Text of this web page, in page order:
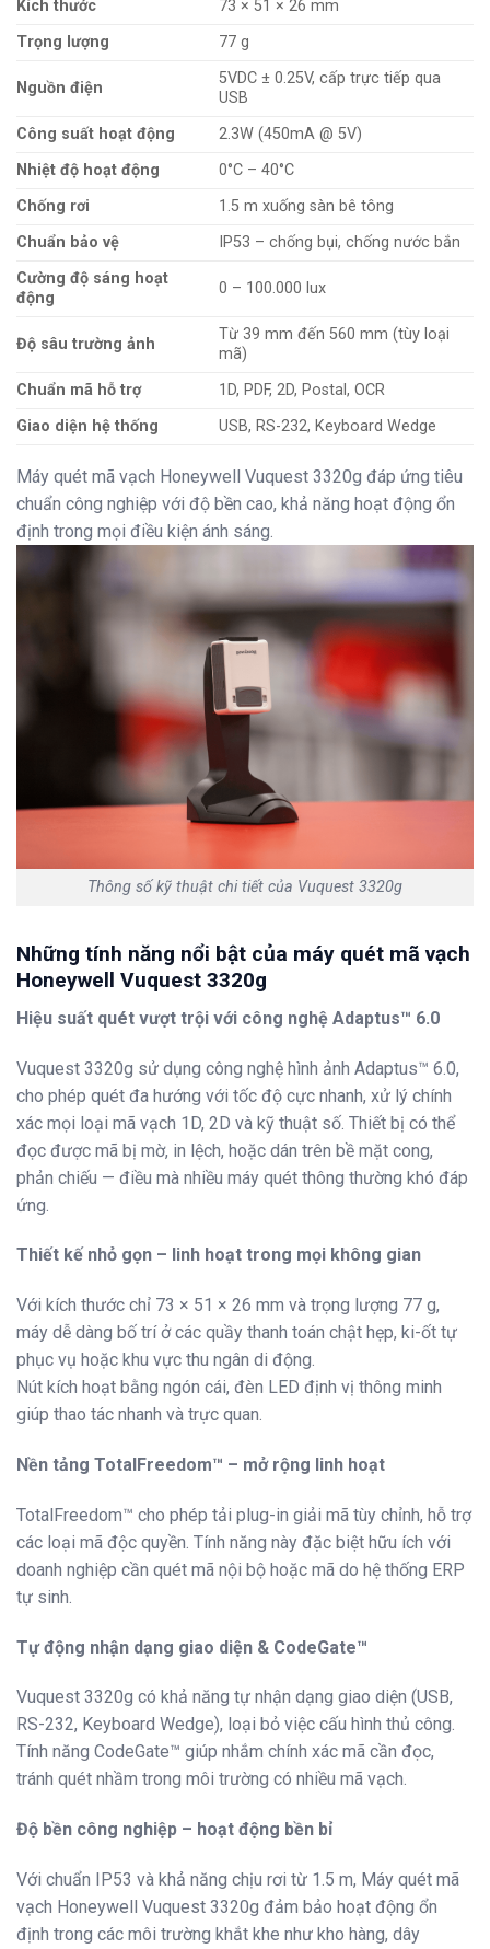
Kích thước
73 × 51 × 26 mm
Trọng lượng
77 g
Nguồn điện
5VDC ± 0.25V, cấp trực tiếp qua
USB
Công suất hoạt động
2.3W (450mA @ 5V)
Nhiệt độ hoạt động
0°C – 40°C
Chống rơi
1.5 m xuống sàn bê tông
Chuẩn bảo vệ
IP53 – chống bụi, chống nước bắn
Cường độ sáng hoạt
động
0 – 100.000 lux
Độ sâu trường ảnh
Từ 39 mm đến 560 mm (tùy loại
mã)
Chuẩn mã hỗ trợ
1D, PDF, 2D, Postal, OCR
Giao diện hệ thống
USB, RS-232, Keyboard Wedge
Máy quét mã vạch Honeywell Vuquest 3320g đáp ứng tiêu
chuẩn công nghiệp với độ bền cao, khả năng hoạt động ổn
định trong mọi điều kiện ánh sáng.
Thông số kỹ thuật chi tiết của Vuquest 3320g
Những tính năng nổi bật của máy quét mã vạch
Honeywell Vuquest 3320g
Hiệu suất quét vượt trội với công nghệ Adaptus™ 6.0
Vuquest 3320g sử dụng công nghệ hình ảnh Adaptus™ 6.0,
cho phép quét đa hướng với tốc độ cực nhanh, xử lý chính
xác mọi loại mã vạch 1D, 2D và kỹ thuật số. Thiết bị có thể
đọc được mã bị mờ, in lệch, hoặc dán trên bề mặt cong,
phản chiếu — điều mà nhiều máy quét thông thường khó đáp
ứng.
Thiết kế nhỏ gọn – linh hoạt trong mọi không gian
Với kích thước chỉ 73 × 51 × 26 mm và trọng lượng 77 g,
máy dễ dàng bố trí ở các quầy thanh toán chật hẹp, ki-ốt tự
phục vụ hoặc khu vực thu ngân di động.
Nút kích hoạt bằng ngón cái, đèn LED định vị thông minh
giúp thao tác nhanh và trực quan.
Nền tảng TotalFreedom™ – mở rộng linh hoạt
TotalFreedom™ cho phép tải plug-in giải mã tùy chỉnh, hỗ trợ
các loại mã độc quyền. Tính năng này đặc biệt hữu ích với
doanh nghiệp cần quét mã nội bộ hoặc mã do hệ thống ERP
tự sinh.
Tự động nhận dạng giao diện & CodeGate™
Vuquest 3320g có khả năng tự nhận dạng giao diện (USB,
RS-232, Keyboard Wedge), loại bỏ việc cấu hình thủ công.
Tính năng CodeGate™ giúp nhắm chính xác mã cần đọc,
tránh quét nhầm trong môi trường có nhiều mã vạch.
Độ bền công nghiệp – hoạt động bền bỉ
Với chuẩn IP53 và khả năng chịu rơi từ 1.5 m, Máy quét mã
vạch Honeywell Vuquest 3320g đảm bảo hoạt động ổn
định trong các môi trường khắt khe như kho hàng, dây